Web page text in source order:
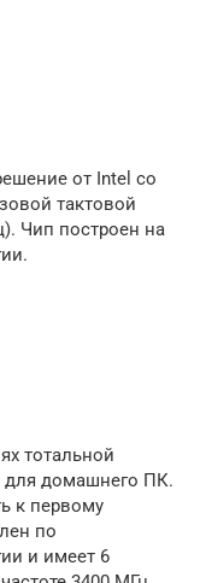
от Intel со
тактовой
Чип построен на
тотальной
домашнего ПК.
к первому
по
и имеет 6